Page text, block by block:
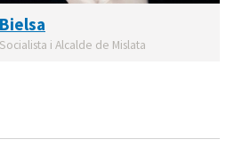
i Alcalde de Mislata